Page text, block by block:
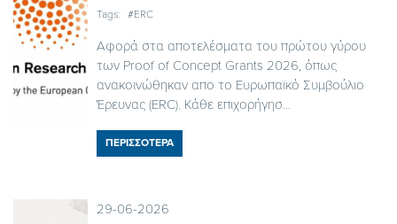
Tags: #ERC
Αφορά στα αποτελέσματα του πρώτου γύρου
των Proof of Concept Grants 2026, όπως
ανακοινώθηκαν απο το Ευρωπαϊκό Συμβούλιο
Έρευνας (ERC). Κάθε επιχορήγησ...
ΠΕΡΙΣΣΟΤΕΡΑ
29-06-2026